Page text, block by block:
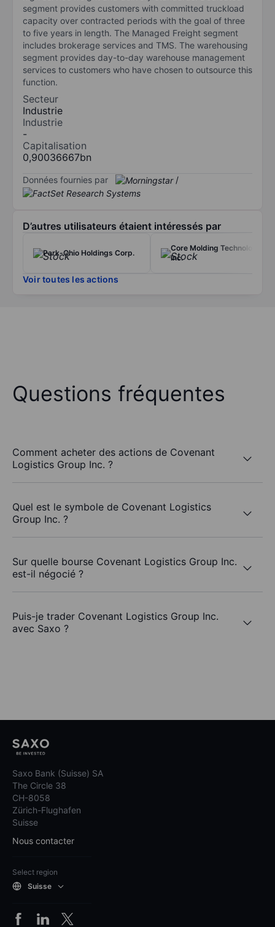
segment provides customers with committed truckload
capacity over contracted periods with the goal of three
to five years in length. The Managed Freight segment
includes brokerage services and TMS. The warehousing
segment provides day-to-day warehouse management
services to customers who have chosen to outsource this
function.
Secteur
Industrie
Industrie
-
Capitalisation
0,90036667bn
Données fournies par /
D’autres utilisateurs étaient intéressés par
Park-Ohio Holdings Corp.
Core Molding Technologies
Inc.
Voir toutes les actions
Questions fréquentes
Comment acheter des actions de Covenant
Logistics Group Inc. ?
Quel est le symbole de Covenant Logistics
Group Inc. ?
Sur quelle bourse Covenant Logistics Group Inc.
est-il négocié ?
Puis-je trader Covenant Logistics Group Inc.
avec Saxo ?
Saxo Bank (Suisse) SA
The Circle 38
CH-8058
Zürich-Flughafen
Suisse
Nous contacter
Select region
Suisse